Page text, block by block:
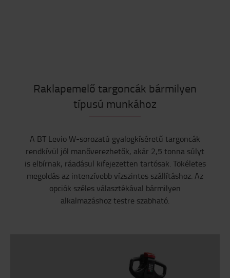
Raklapemelő targoncák bármilyen
típusú munkához
A BT Levio W-sorozatú gyalogkíséretű targoncák
rendkívül jól manőverezhetők, akár 2,5 tonna súlyt
is elbírnak, ráadásul kifejezetten tartósak. Tökéletes
megoldás az intenzívebb vízszintes szállításhoz. Az
opciók széles választékával bármilyen
alkalmazáshoz testre szabható.